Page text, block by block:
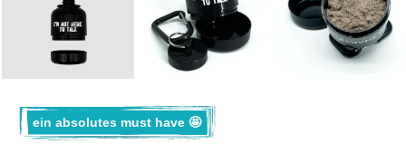
ein absolutes must have 🤩